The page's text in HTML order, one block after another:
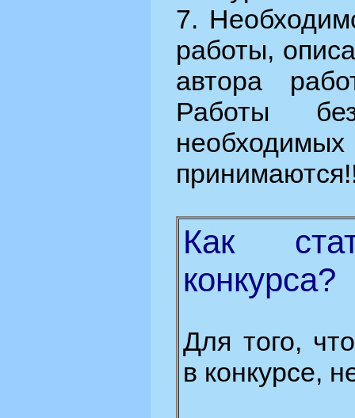
7.
работы,
автора
Работы
Как
конкурса?
Для того,
в конкурсе,